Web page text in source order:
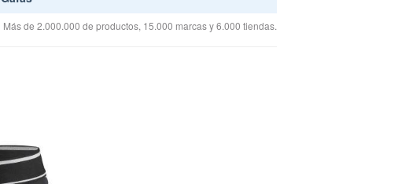
Más de 2.000.000 de productos, 15.000 marcas y 6.000 tiendas.